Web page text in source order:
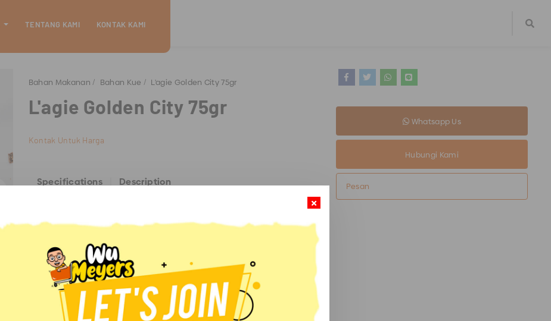
TENTANG KAMI KONTAK KAMI
Bahan Makanan Bahan Kue L'agie Golden City 75gr
L'agie Golden City 75gr
Kontak Untuk Harga
Specifications Description
Produk-produk coklat dari L'agie sudah terjamin kualitas dan rasa seperti
L'agie Golden City ini.
Coklat dengan bentuk bulat-bulat imut berisi biskuit renyah ini sangat
Whatsapp Us
Hubungi Kami
Pesan